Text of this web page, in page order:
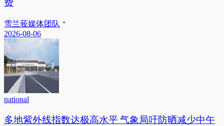
费
雪兰莪媒体团队
2026-08-06
national
多地紫外线指数达极高水平 气象局吁防晒减少中午